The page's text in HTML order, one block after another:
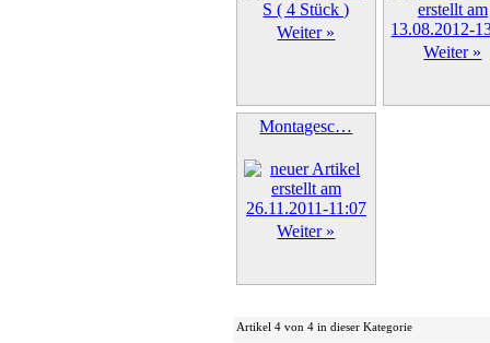
Weiter »
Weiter »
Montagesc…
Weiter »
Artikel 4 von 4 in dieser Kategorie